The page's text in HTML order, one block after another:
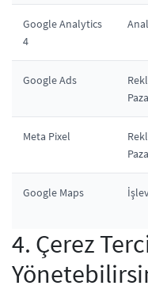
Google Analytics
4
Google Ads
Meta Pixel
Google Maps
4. Çerez